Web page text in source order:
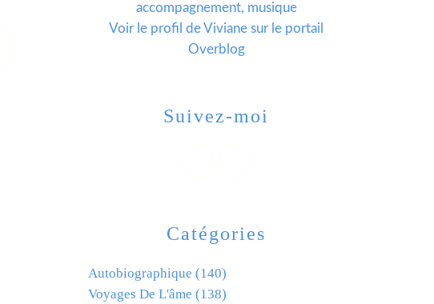
Catégories
Autobiographique (140)
Voyages De L'âme (138)
accompagnement, musique
Voir le profil deViviane sur le portail
Overblog
Suivez-moi